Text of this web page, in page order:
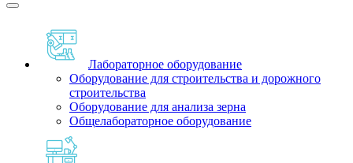
Лабораторное оборудование
Оборудование для строительства и дорожного
строительства
Оборудование для анализа зерна
Общелабораторное оборудование